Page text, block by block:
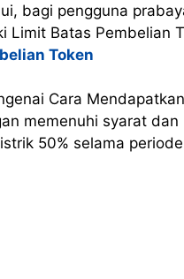
bagi pengguna
Limit Batas Pembelian
Token
Cara
memenuhi syarat
50% selama